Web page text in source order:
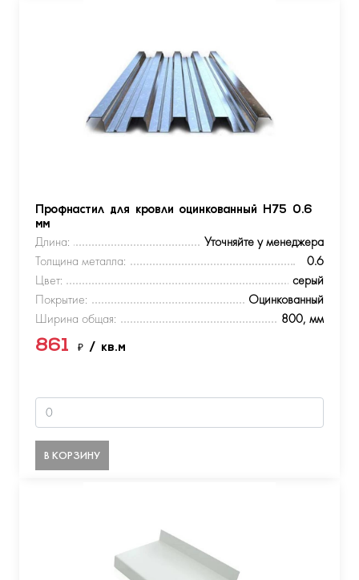
Профнастил для кровли оцинкованный Н75 0.6
мм
Длина:
Уточняйте у менеджера
Толщина металла:
0.6
Цвет:
серый
Покрытие:
Оцинкованный
Ширина общая:
800, мм
861 ₽ / кв.м
В КОРЗИНУ